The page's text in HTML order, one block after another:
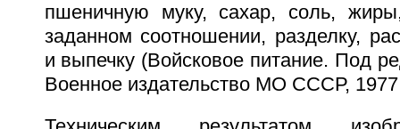
пшеничную муку, сахар, соль,
заданном соотношении, разделку,
и выпечку (Войсковое питание. Под
Военное издательство МО СССР,